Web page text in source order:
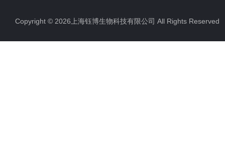
Copyright © 2026上海钰博生物科技有限公司 All Rights